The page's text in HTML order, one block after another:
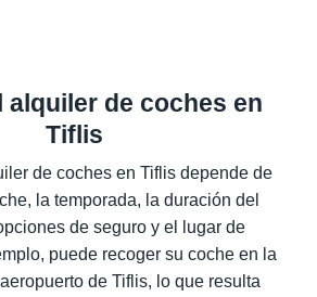
alquiler de coches en
Tiflis
de coches en Tiflis depende de
la temporada, la duración del
de seguro y el lugar de
puede recoger su coche en la
de Tiflis, lo que resulta